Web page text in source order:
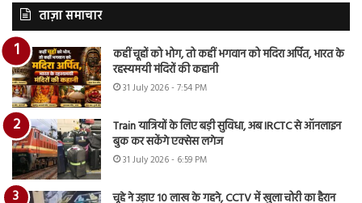
ताज़ा समाचार
कहीं चूहों को भोग, तो कहीं भगवान को मदिरा अर्पित, भारत के
रहस्यमयी मंदिरों की कहानी
31 July 2026 - 7:54 PM
Train यात्रियों के लिए बड़ी सुविधा, अब IRCTC से ऑनलाइन
बुक कर सकेंगे एक्सेस लगेज
31 July 2026 - 6:59 PM
चूहे ने उड़ाए 10 लाख के गहने, CCTV में खुला चोरी का हैरान